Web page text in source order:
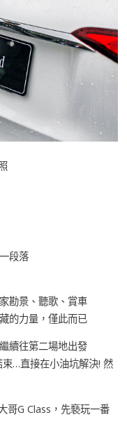
段落
勘景、聽歌、賞車
的力量，僅此而已
續往第二場地出發
…直接在小油坑解決! 然
哥G Class，先褻玩一番